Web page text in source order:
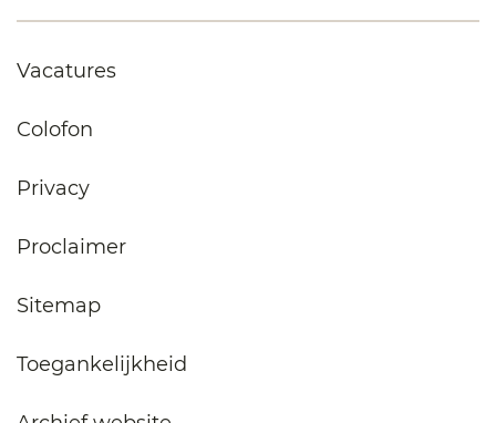
Vacatures
Colofon
Privacy
Proclaimer
Sitemap
Toegankelijkheid